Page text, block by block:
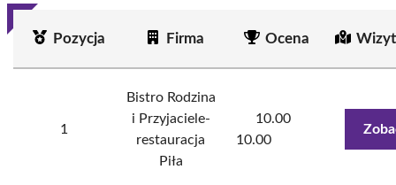
Pozycja Firma Ocena
1
Bistro Rodzina
i Przyjaciele-
restauracja
Piła
10.00
10.00